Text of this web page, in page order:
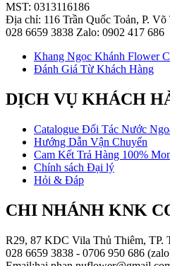
MST: 0313116186
Địa chỉ: 116 Trần Quốc Toản, P.
028 6659 3838 Zalo: 0902 417 686
Khang Ngọc Khánh Flower
Đánh Giá Từ Khách Hàng
DỊCH VỤ KHÁCH
Catalogue Đối Tác Nước
Hướng Dẫn Vận Chuyển
Cam Kết Trả Hàng 100%
Chính sách Đại lý
Hỏi & Đáp
CHI NHÁNH KNK
R29, 87 KDC Vila Thủ Thiêm,
028 6659 3838 - 0706 950 686